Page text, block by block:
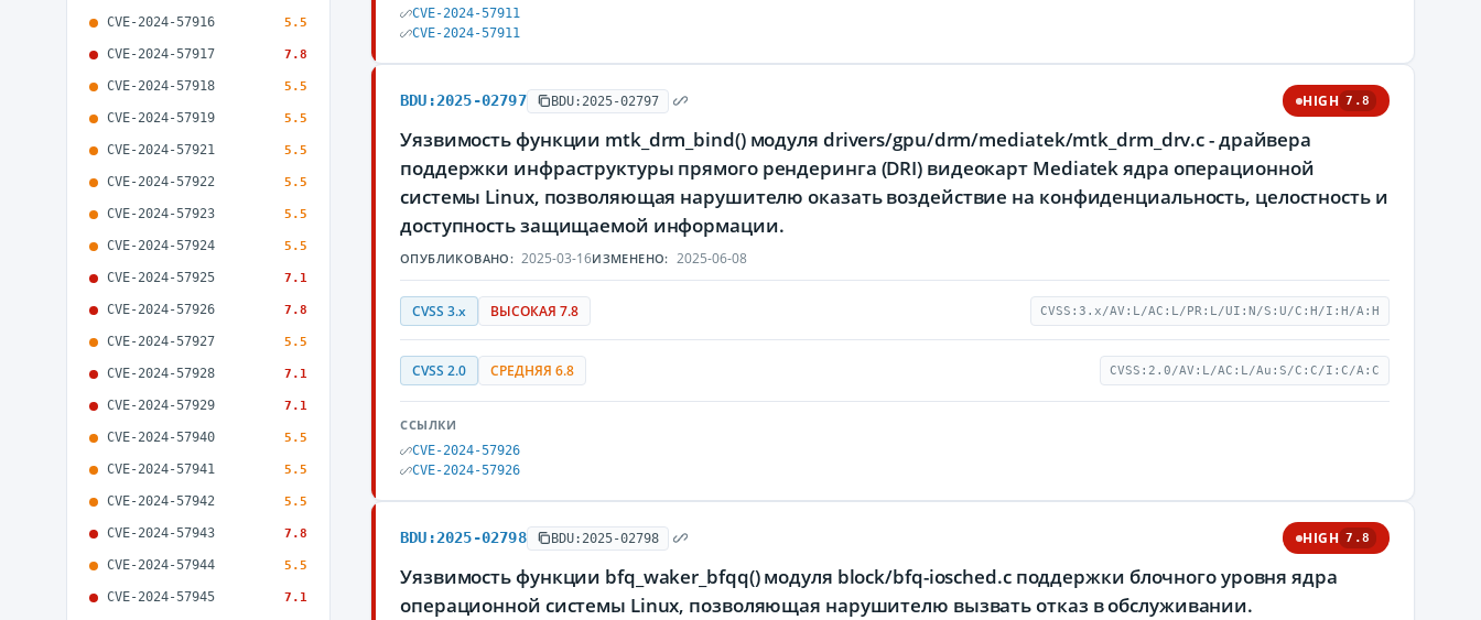
CVE-2024-57916 5.5
CVE-2024-57917 7.8
CVE-2024-57918 5.5
CVE-2024-57919 5.5
CVE-2024-57921 5.5
CVE-2024-57922 5.5
CVE-2024-57923 5.5
CVE-2024-57924 5.5
CVE-2024-57925 7.1
CVE-2024-57926 7.8
CVE-2024-57927 5.5
CVE-2024-57928 7.1
CVE-2024-57929 7.1
CVE-2024-57940 5.5
CVE-2024-57941 5.5
CVE-2024-57942 5.5
CVE-2024-57943 7.8
CVE-2024-57944 5.5
CVE-2024-57945 7.1
CVE-2024-57911
CVE-2024-57911
BDU:2025-02797 BDU:2025-02797 HIGH 7.8
Уязвимость функции mtk_drm_bind() модуля drivers/gpu/drm/mediatek/mtk_drm_drv.c - драйвера
поддержки инфраструктуры прямого рендеринга (DRI) видеокарт Mediatek ядра операционной
системы Linux, позволяющая нарушителю оказать воздействие на конфиденциальность, целостность и
доступность защищаемой информации.
ОПУБЛИКОВАНО: 2025-03-16ИЗМЕНЕНО: 2025-06-08
CVSS 3.x ВЫСОКАЯ 7.8 CVSS:3.x/AV:L/AC:L/PR:L/UI:N/S:U/C:H/I:H/A:H
CVSS 2.0 СРЕДНЯЯ 6.8 CVSS:2.0/AV:L/AC:L/Au:S/C:C/I:C/A:C
ССЫЛКИ
CVE-2024-57926
CVE-2024-57926
BDU:2025-02798 BDU:2025-02798 HIGH 7.8
Уязвимость функции bfq_waker_bfqq() модуля block/bfq-iosched.c поддержки блочного уровня ядра
операционной системы Linux, позволяющая нарушителю вызвать отказ в обслуживании.